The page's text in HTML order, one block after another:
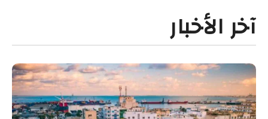
آخر الأخبار